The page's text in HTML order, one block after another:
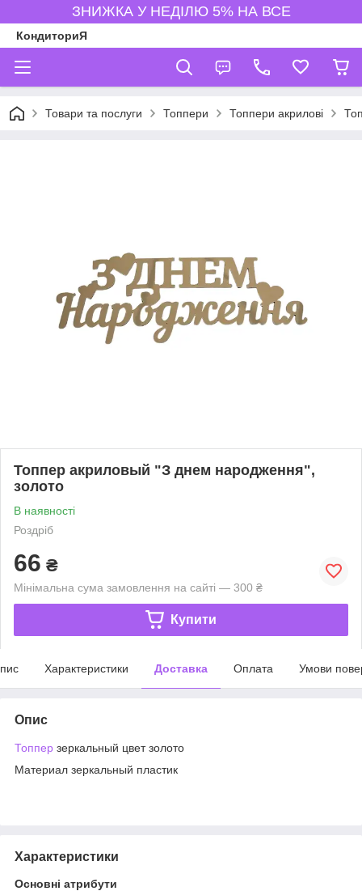
ЗНИЖКА У НЕДІЛЮ 5% НА ВСЕ
КондиториЯ
Товари та послуги Топпери Топпери акрилові
Топпер акриловый "З днем народження",
золото
В наявності
Роздріб
66 ₴
Мінімальна сума замовлення на сайті — 300 ₴
Купити
Характеристики Доставка Оплата Умови
Опис
Топпер зеркальный цвет золото
Материал зеркальный пластик
Характеристики
Основні атрибути